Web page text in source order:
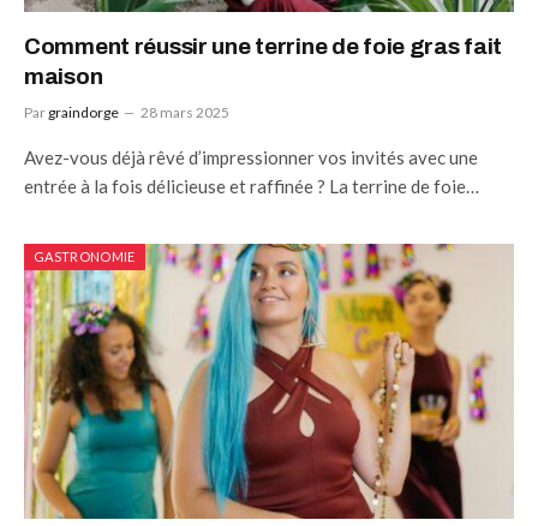
Comment réussir une terrine de foie gras fait
maison
Par graindorge 28 mars 2025
Avez-vous déjà rêvé d’impressionner vos invités avec une
entrée à la fois délicieuse et raffinée ? La terrine de foie…
GASTRONOMIE